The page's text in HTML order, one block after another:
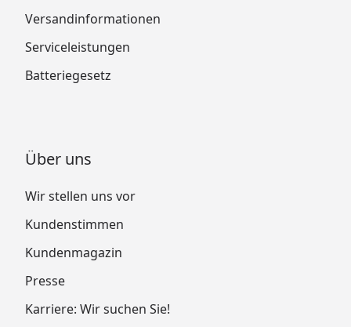
Versandinformationen
Serviceleistungen
Batteriegesetz
Über uns
Wir stellen uns vor
Kundenstimmen
Kundenmagazin
Presse
Karriere: Wir suchen Sie!